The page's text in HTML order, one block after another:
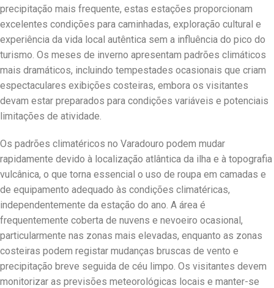
precipitação mais frequente, estas estações proporcionam
excelentes condições para caminhadas, exploração cultural e
experiência da vida local autêntica sem a influência do pico do
turismo. Os meses de inverno apresentam padrões climáticos
mais dramáticos, incluindo tempestades ocasionais que criam
espectaculares exibições costeiras, embora os visitantes
devam estar preparados para condições variáveis e potenciais
limitações de atividade.
Os padrões climatéricos no Varadouro podem mudar
rapidamente devido à localização atlântica da ilha e à topografia
vulcânica, o que torna essencial o uso de roupa em camadas e
de equipamento adequado às condições climatéricas,
independentemente da estação do ano. A área é
frequentemente coberta de nuvens e nevoeiro ocasional,
particularmente nas zonas mais elevadas, enquanto as zonas
costeiras podem registar mudanças bruscas de vento e
precipitação breve seguida de céu limpo. Os visitantes devem
monitorizar as previsões meteorológicas locais e manter-se